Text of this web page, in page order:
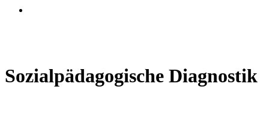
Sozialpädagogische Diagnostik